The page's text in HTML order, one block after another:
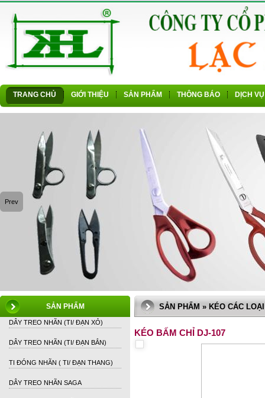
TRANG CHỦ GIỚI THIỆU SẢN PHẨM THÔNG BÁO DỊCH VỤ
Prev
SẢN PHẨM SẢN PHẨM » KÉO CÁC LOẠI
DÂY TREO NHÃN (TI/ ĐẠN XỎ)
DÂY TREO NHÃN (TI/ ĐẠN BẮN)
TI ĐÓNG NHÃN ( TI/ ĐẠN THANG)
DÂY TREO NHÃN SAGA
KÉO BẤM CHỈ DJ-107